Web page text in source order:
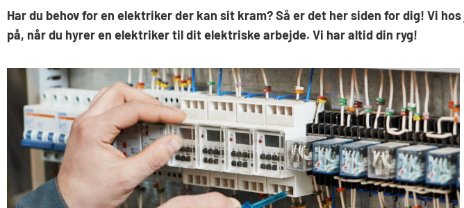
Har du behov for en elektriker der kan sit kram? Så er det her siden for dig! Vi hos
på, når du hyrer en elektriker til dit elektriske arbejde. Vi har altid din ryg!